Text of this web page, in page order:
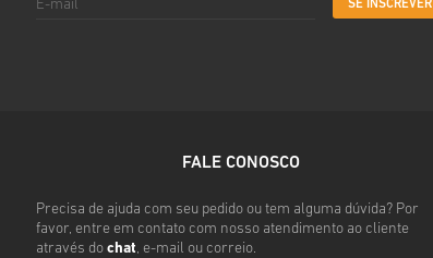
SE INSCREVER
FALE CONOSCO
Precisa de ajuda com seu pedido ou tem alguma dúvida? Por
favor, entre em contato com nosso atendimento ao cliente
através do chat, e-mail ou correio.